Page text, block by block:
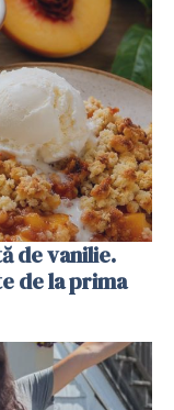
de vanilie.
de la prima